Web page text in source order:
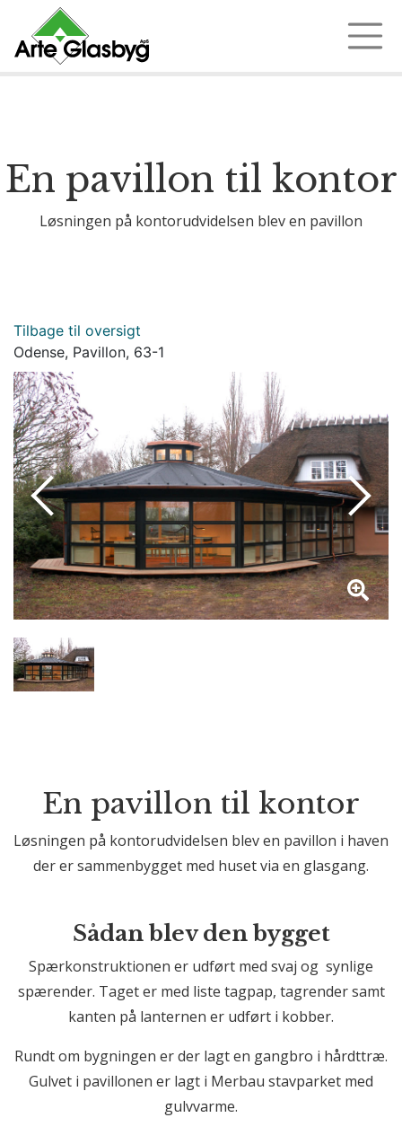
En pavillon til kontor
Løsningen på kontorudvidelsen blev en pavillon
Tilbage til oversigt
Odense, Pavillon, 63-1
En pavillon til kontor
Løsningen på kontorudvidelsen blev en pavillon i haven
der er sammenbygget med huset via en glasgang.
Sådan blev den bygget
Spærkonstruktionen er udført med svaj og synlige
spærender. Taget er med liste tagpap, tagrender samt
kanten på lanternen er udført i kobber.
Rundt om bygningen er der lagt en gangbro i hårdttræ.
Gulvet i pavillonen er lagt i Merbau stavparket med
gulvvarme.